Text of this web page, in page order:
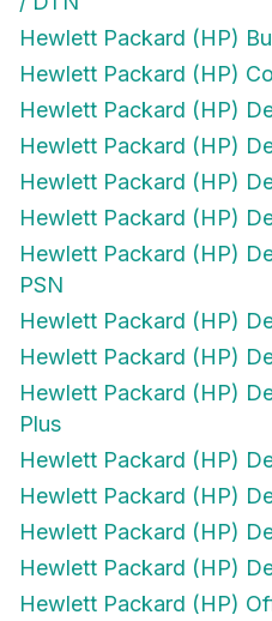
Hewlett Packard (HP)
Hewlett Packard (HP)
Hewlett Packard (HP)
Hewlett Packard (HP)
Hewlett Packard (HP)
Hewlett Packard (HP)
Hewlett Packard (HP)
PSN
Hewlett Packard (HP)
Hewlett Packard (HP)
Hewlett Packard (HP)
Plus
Hewlett Packard (HP)
Hewlett Packard (HP)
Hewlett Packard (HP)
Hewlett Packard (HP)
Hewlett Packard (HP)